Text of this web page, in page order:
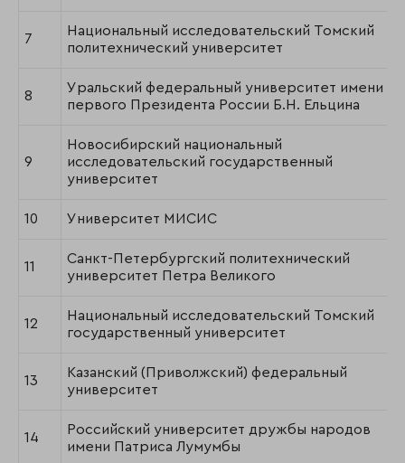
7
Национальный исследовательский Томский
политехнический университет
8
Уральский федеральный университет имени
первого Президента России Б.Н. Ельцина
9
Новосибирский национальный
исследовательский государственный
университет
10 Университет МИСИС
11
Санкт-Петербургский политехнический
университет Петра Великого
12
Национальный исследовательский Томский
государственный университет
13
Казанский (Приволжский) федеральный
университет
14
Российский университет дружбы народов
имени Патриса Лумумбы